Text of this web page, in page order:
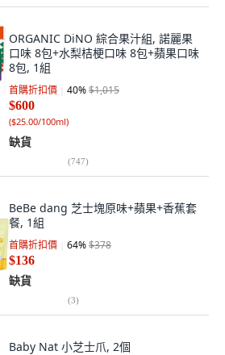
ORGANIC DiNO 綜合果汁組, 諾麗果
口味 8包+水梨桔梗口味 8包+蘋果口味
8包, 1組
首購折扣價 40%$1,015
$600
($25.00/100ml)
缺貨
(747)
BeBe dang 芝士塊原味+蘋果+香蕉套
餐, 1組
首購折扣價 64%$378
$136
缺貨
(3)
Baby Nat 小芝士爪, 2個